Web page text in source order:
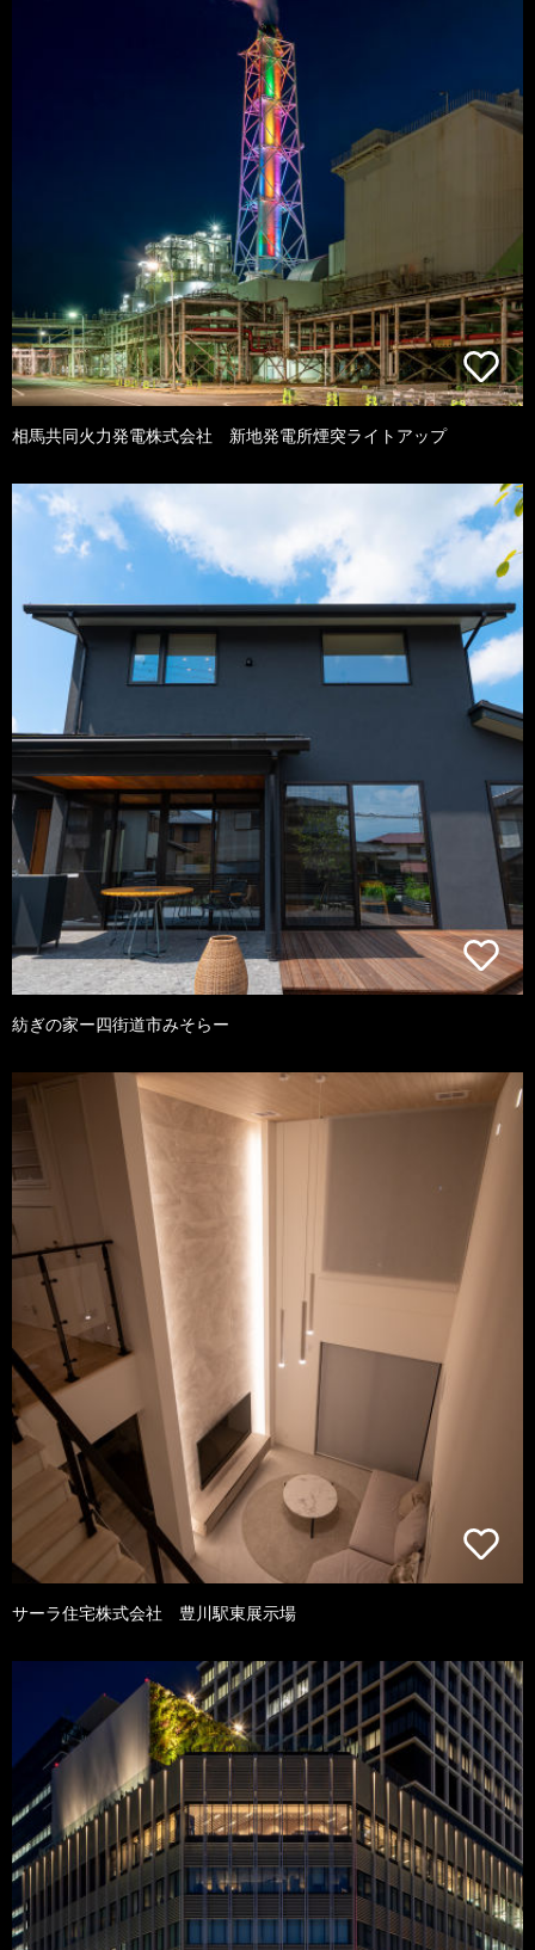
相馬共同火力発電株式会社 新地発電所煙突ライトアップ
紡ぎの家ー四街道市みそらー
サーラ住宅株式会社 豊川駅東展示場